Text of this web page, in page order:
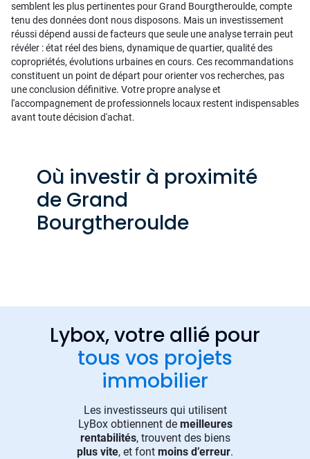
semblent les plus pertinentes pour Grand Bourgtheroulde, compte
tenu des données dont nous disposons. Mais un investissement
réussi dépend aussi de facteurs que seule une analyse terrain peut
révéler : état réel des biens, dynamique de quartier, qualité des
copropriétés, évolutions urbaines en cours. Ces recommandations
constituent un point de départ pour orienter vos recherches, pas
une conclusion définitive. Votre propre analyse et
l'accompagnement de professionnels locaux restent indispensables
avant toute décision d'achat.
Où investir à proximité
de Grand
Bourgtheroulde
Lybox, votre allié pour
tous vos projets
immobilier
Les investisseurs qui utilisent
LyBox obtiennent de meilleures
rentabilités, trouvent des biens
plus vite, et font moins d’erreur.